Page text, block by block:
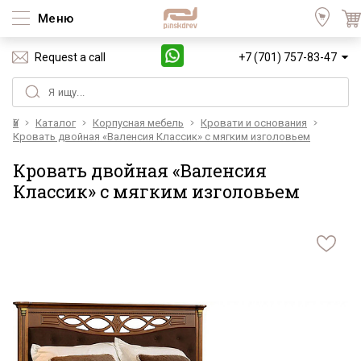
Меню
Request a call +7 (701) 757-83-47
Үй Каталог Корпусная мебель
Кровати и основания
Кровать двойная «Валенсия Классик» с мягким изголовьем
Кровать двойная «Валенсия
Классик» с мягким изголовьем